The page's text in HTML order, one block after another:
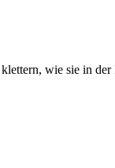
wie sie in